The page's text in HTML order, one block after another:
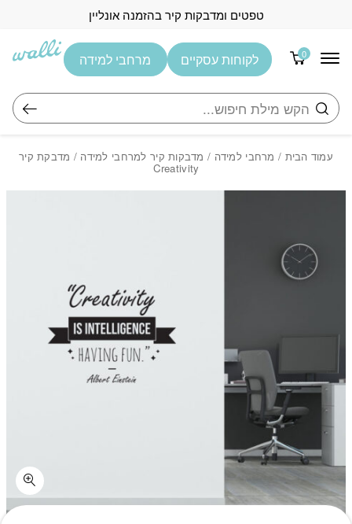
טפטים ומדבקות קיר בהזמנה אונליין
0
חיפוש
לקוחות עסקיים מרחבי למידה
עמוד הבית / מרחבי למידה / מדבקות קיר למרחבי למידה / מדבקת קיר
Creativity
כמות מדבקת קיר Creativity